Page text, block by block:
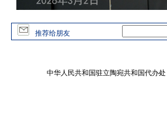
推荐给朋友
中华人民共和国驻立陶宛共和国代办处